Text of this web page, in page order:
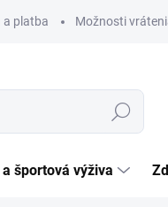
a platba Možnosti
Hľadať
športová výživa